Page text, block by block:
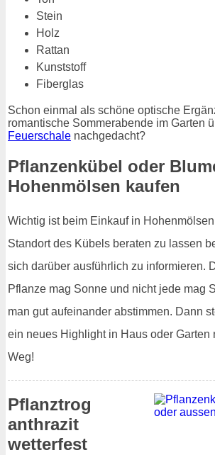
Stein
Holz
Rattan
Kunststoff
Fiberglas
Schon einmal als schöne optische
romantische Sommerabende im Garten
Feuerschale nachgedacht?
Pflanzenkübel oder
Hohenmölsen kaufen
Wichtig ist beim Einkauf in
Standort des Kübels beraten zu lassen
sich darüber ausführlich zu informieren.
Pflanze mag Sonne und nicht jede mag
man gut aufeinander abstimmen. Dann
ein neues Highlight in Haus oder Garten
Weg!
Pflanztrog
anthrazit
wetterfest